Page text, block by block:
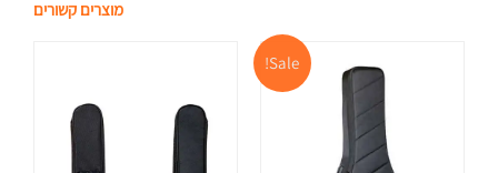
מוצרים קשורים
Sale! המחיר
המקורי
היה:
₪580.00.
המחיר
הנוכחי
₪399.00.